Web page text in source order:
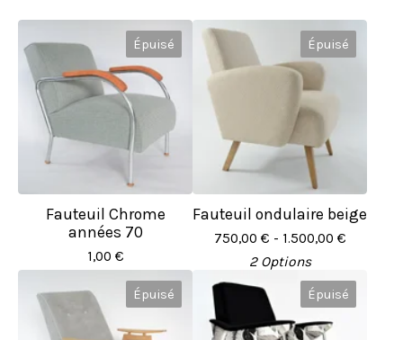
Épuisé
Fauteuil Chrome
années 70
1,00 €
Épuisé
Fauteuil ondulaire beige
750,00 € - 1.500,00 €
2 Options
Épuisé
Épuisé